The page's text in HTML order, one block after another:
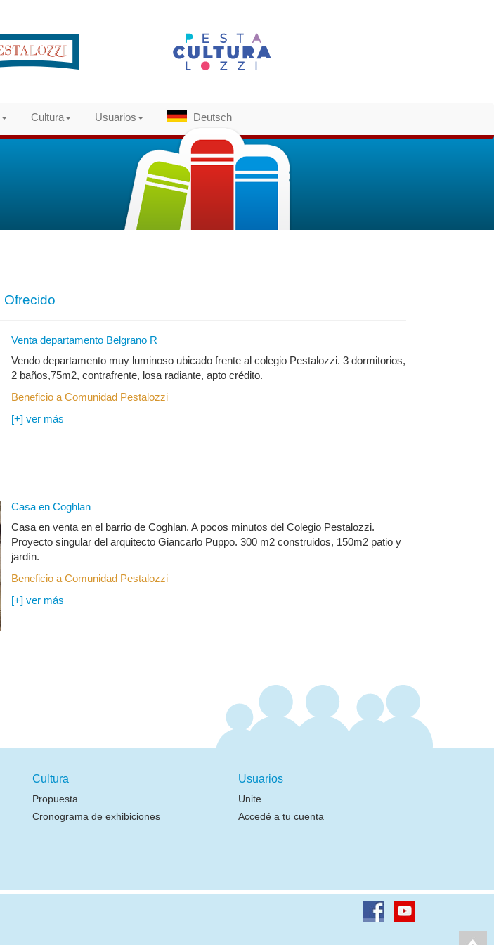
Cultura Usuarios Deutsch
Ofrecido
Venta departamento Belgrano R
Vendo departamento muy luminoso ubicado frente al colegio Pestalozzi. 3 dormitorios,
2 baños,75m2, contrafrente, losa radiante, apto crédito.
Beneficio a Comunidad Pestalozzi
Casa en Coghlan
Casa en venta en el barrio de Coghlan. A pocos minutos del Colegio Pestalozzi.
Proyecto singular del arquitecto Giancarlo Puppo. 300 m2 construidos, 150m2 patio y
jardín.
Beneficio a Comunidad Pestalozzi
Cultura
Propuesta
Cronograma de exhibiciones
Usuarios
Unite
Accedé a tu cuenta